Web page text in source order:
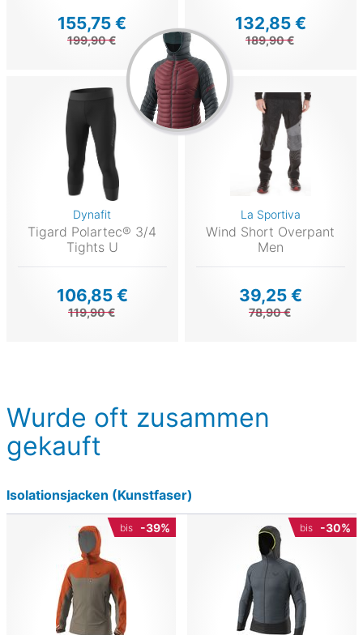
155,75 €
199,90 €
132,85 €
189,90 €
Dynafit
Tigard Polartec® 3/4
Tights U
106,85 €
119,90 €
La Sportiva
Wind Short Overpant
Men
39,25 €
78,90 €
Wurde oft zusammen
gekauft
Isolationsjacken (Kunstfaser)
bis -39% bis -30%